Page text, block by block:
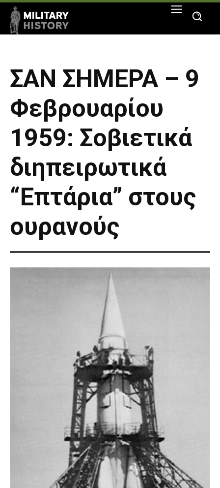
ΣΑΝ ΣΗΜΕΡΑ – 9
Φεβρουαρίου
1959: Σοβιετικά
διηπειρωτικά
“Επτάρια” στους
ουρανούς